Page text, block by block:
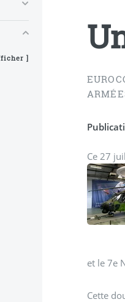
et le 7e
Cette
]